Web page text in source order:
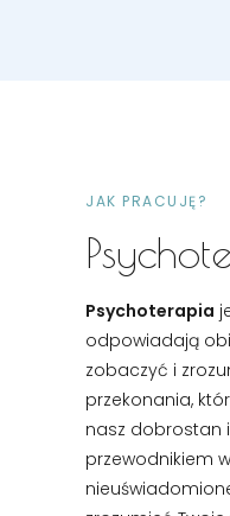
JAK PRACUJĘ?
Psychoterapia
odpowiadają
zobaczyć i
przekonania,
nasz dobrostan
przewodnikiem